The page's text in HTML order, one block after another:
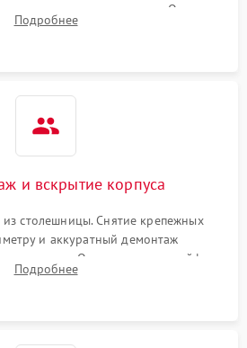
на равномерность нагрева. Опрос
(не включается, не видит посуду,
Подробнее
и вскрытие корпуса
столешницы. Снятие крепежных
и аккуратный демонтаж
Отсоединение шлейфов
доступа к силовым платам, катушкам
Подробнее